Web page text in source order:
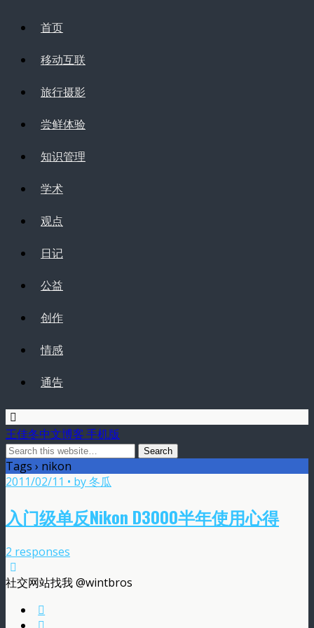
首页
移动互联
旅行摄影
尝鲜体验
知识管理
学术
观点
日记
公益
创作
情感
通告
王佳冬中文博客 手机版
Tags › nikon
2011/02/11 • by 冬瓜
入门级单反Nikon D3000半年使用心得
2 responses
社交网站找我 @wintbros